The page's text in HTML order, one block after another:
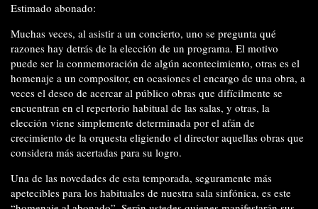
Estimado abonado:
Muchas veces, al asistir a un concierto, uno se pregunta qué
razones hay detrás de la elección de un programa. El motivo
puede ser la conmemoración de algún acontecimiento, otras es el
homenaje a un compositor, en ocasiones el encargo de una obra, a
veces el deseo de acercar al público obras que difícilmente se
encuentran en el repertorio habitual de las salas, y otras, la
elección viene simplemente determinada por el afán de
crecimiento de la orquesta eligiendo el director aquellas obras que
considera más acertadas para su logro.
Una de las novedades de esta temporada, seguramente más
apetecibles para los habituales de nuestra sala sinfónica, es este